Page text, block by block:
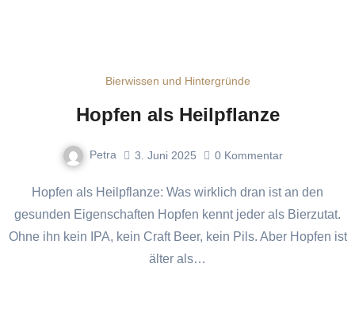
Bierwissen und Hintergründe
Hopfen als Heilpflanze
Petra 3. Juni 2025 0 Kommentar
Hopfen als Heilpflanze: Was wirklich dran ist an den
gesunden Eigenschaften Hopfen kennt jeder als Bierzutat.
Ohne ihn kein IPA, kein Craft Beer, kein Pils. Aber Hopfen ist
älter als…